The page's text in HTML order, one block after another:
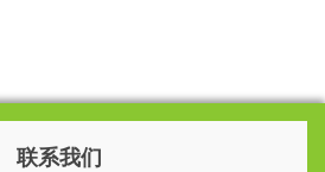
联系我们